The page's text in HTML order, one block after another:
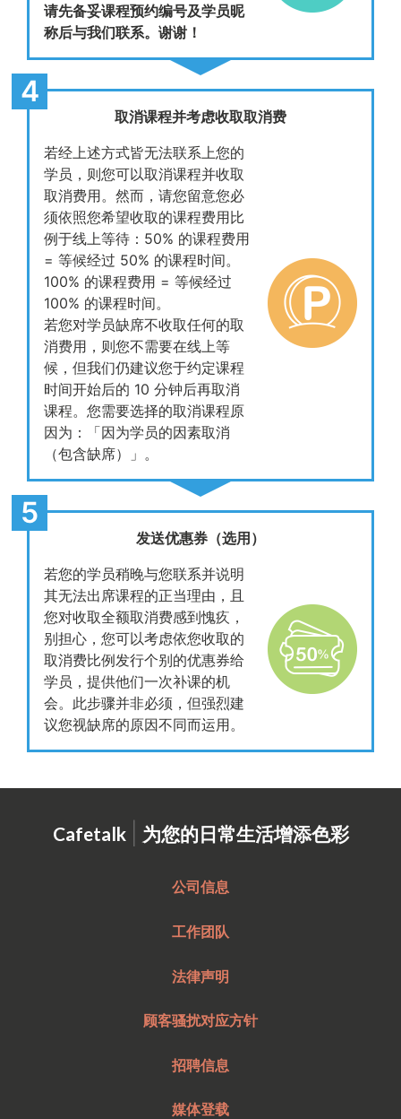
请先备妥课程预约编号及学员昵
称后与我们联系。谢谢！
取消课程并考虑收取取消费
若经上述方式皆无法联系上您的
学员，则您可以取消课程并收取
取消费用。然而，请您留意您必
须依照您希望收取的课程费用比
例于线上等待：50% 的课程费用
= 等候经过 50% 的课程时间。
100% 的课程费用 = 等候经过
100% 的课程时间。
若您对学员缺席不收取任何的取
消费用，则您不需要在线上等
候，但我们仍建议您于约定课程
时间开始后的 10 分钟后再取消
课程。您需要选择的取消课程原
因为：「因为学员的因素取消
（包含缺席）」。
发送优惠券（选用）
若您的学员稍晚与您联系并说明
其无法出席课程的正当理由，且
您对收取全额取消费感到愧疚，
别担心，您可以考虑依您收取的
取消费比例发行个别的优惠券给
学员，提供他们一次补课的机
会。此步骤并非必须，但强烈建
议您视缺席的原因不同而运用。
Cafetalk | 为您的日常生活增添色彩
公司信息
工作团队
法律声明
顾客骚扰对应方针
招聘信息
媒体登载